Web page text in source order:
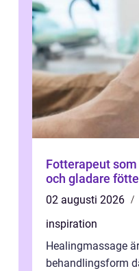
Fotterapeut
och gladare
02 augusti 2026
inspiration
Healingmassage
behandlingsform